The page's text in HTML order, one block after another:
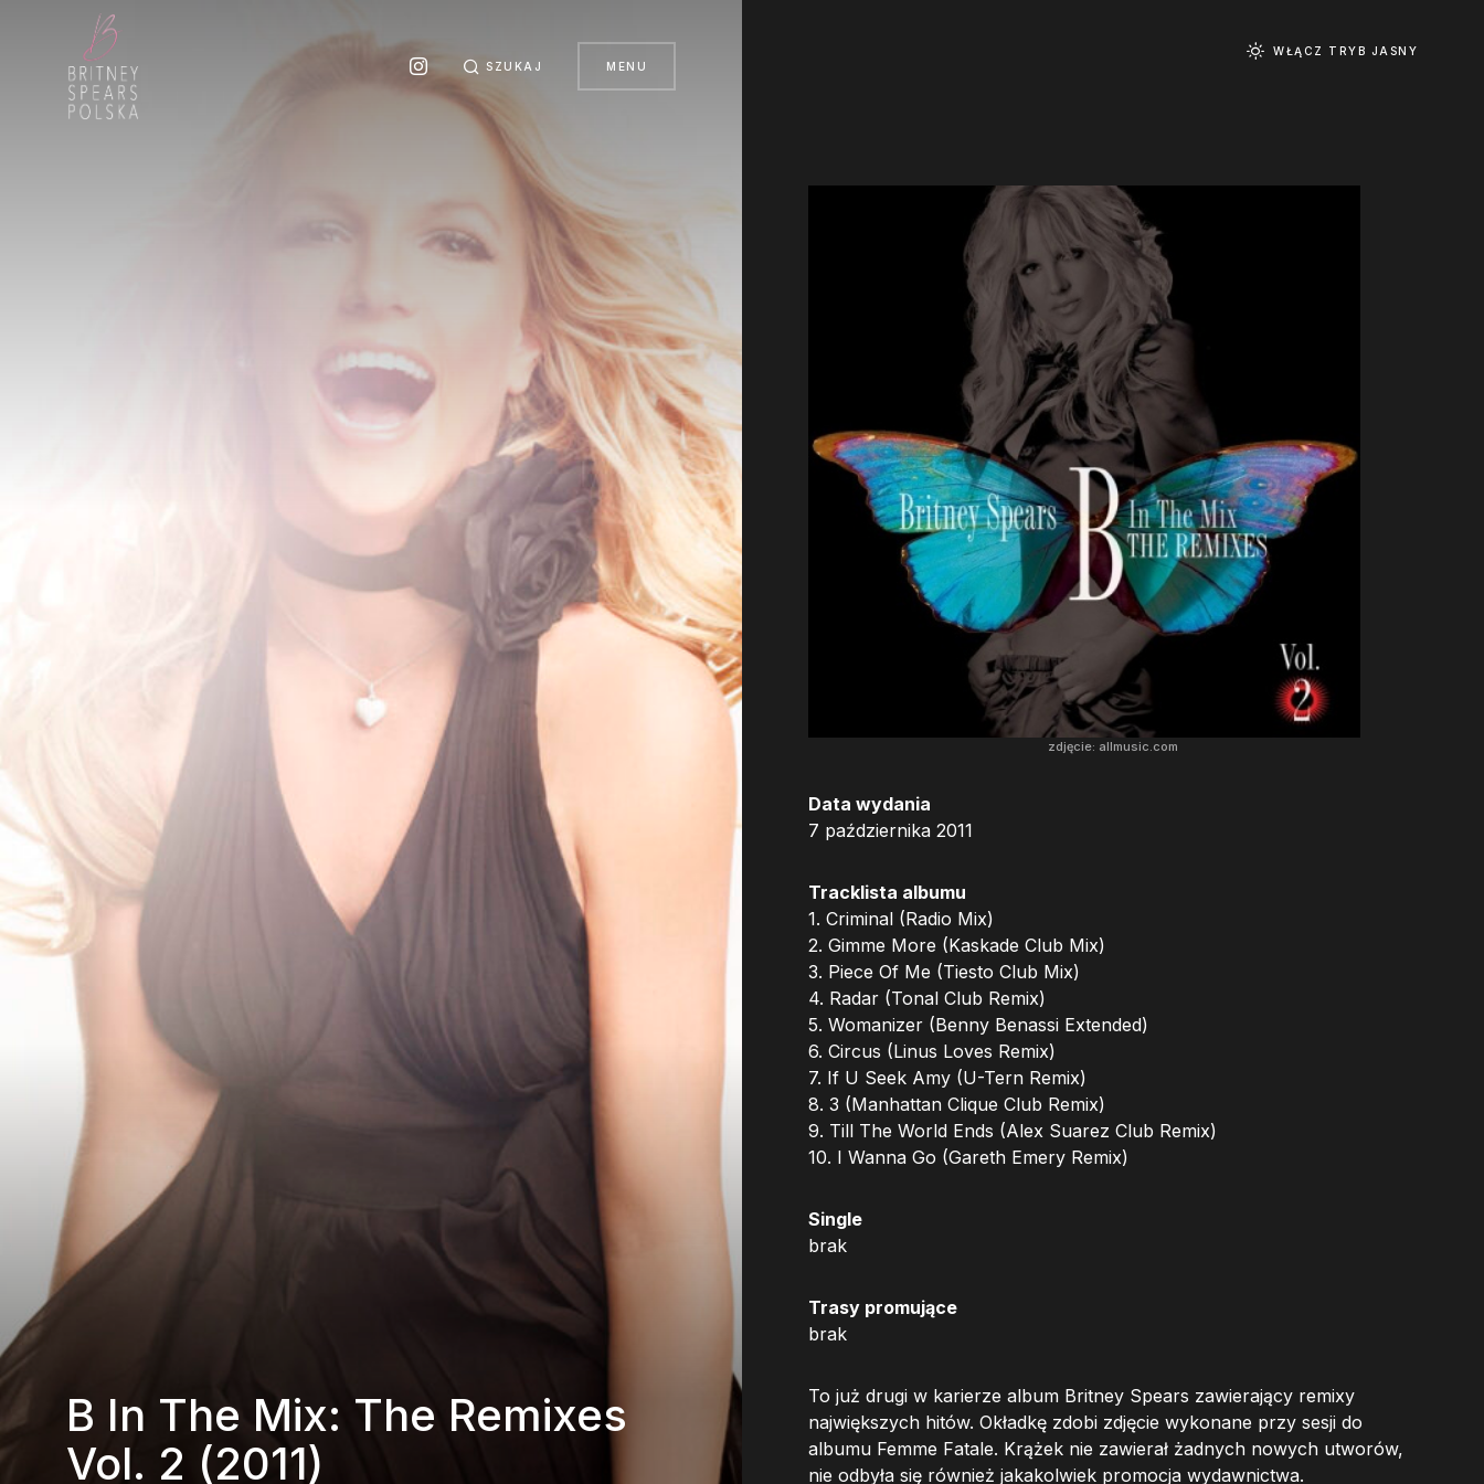
SZUKAJ MENU
B In The Mix: The Remixes
Vol. 2 (2011)
WŁĄCZ TRYB JASNY
zdjęcie: allmusic.com
Data wydania
7 października 2011
Tracklista albumu
1. Criminal (Radio Mix)
2. Gimme More (Kaskade Club Mix)
3. Piece Of Me (Tiesto Club Mix)
4. Radar (Tonal Club Remix)
5. Womanizer (Benny Benassi Extended)
6. Circus (Linus Loves Remix)
7. If U Seek Amy (U-Tern Remix)
8. 3 (Manhattan Clique Club Remix)
9. Till The World Ends (Alex Suarez Club Remix)
10. I Wanna Go (Gareth Emery Remix)
Single
brak
Trasy promujące
brak
To już drugi w karierze album Britney Spears zawierający remixy
największych hitów. Okładkę zdobi zdjęcie wykonane przy sesji do
albumu Femme Fatale. Krążek nie zawierał żadnych nowych utworów,
nie odbyła się również jakakolwiek promocja wydawnictwa.